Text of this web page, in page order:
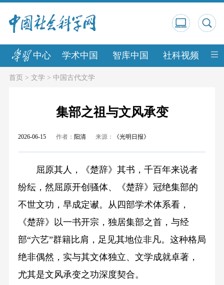
中心 学术中国 智库中国 社科视频 中
首页> 文学 > 中国古代文学
集部之祖与文风承变
2026-06-15 作者： 阳清 来源： 《光明日报》
屈原其人，《楚辞》其书，千百年来说者
纷纭，然屈原开创骚体、《楚辞》冠绝集部的
不世文功，早成定谳。从四部学术体系看，
《楚辞》以一书开宗，独居集部之首，与经
部“六艺”群籍比肩，足见其地位非凡。这种格局
绝非偶然，实与其文体独立、文学成就卓著，
尤其是文风承变之功深度契合。